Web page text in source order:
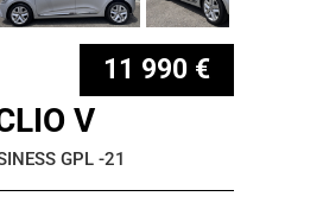
11 990 €
V
GPL -21